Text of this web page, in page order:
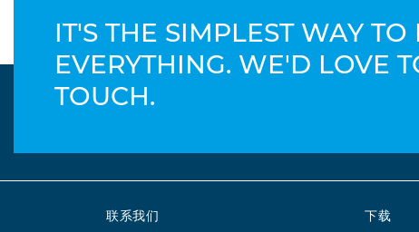
IT'S THE SIMPLEST WAY
EVERYTHING. WE'D LOVE
TOUCH.
联系我们 下载